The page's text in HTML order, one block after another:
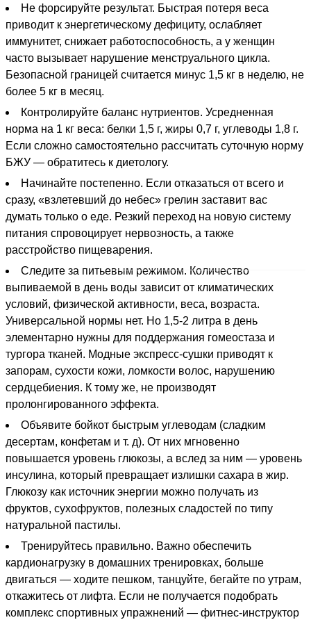
Не форсируйте результат. Быстрая потеря веса
приводит к энергетическому дефициту, ослабляет
иммунитет, снижает работоспособность, а у женщин
часто вызывает нарушение менструального цикла.
Безопасной границей считается минус 1,5 кг в неделю, не
более 5 кг в месяц.
Контролируйте баланс нутриентов. Усредненная
норма на 1 кг веса: белки 1,5 г, жиры 0,7 г, углеводы 1,8 г.
Если сложно самостоятельно рассчитать суточную норму
БЖУ — обратитесь к диетологу.
Начинайте постепенно. Если отказаться от всего и
сразу, «взлетевший до небес» грелин заставит вас
думать только о еде. Резкий переход на новую систему
питания спровоцирует нервозность, а также
расстройство пищеварения.
Следите за питьевым режимом. Количество
выпиваемой в день воды зависит от климатических
условий, физической активности, веса, возраста.
Универсальной нормы нет. Но 1,5-2 литра в день
элементарно нужны для поддержания гомеостаза и
тургора тканей. Модные экспресс-сушки приводят к
запорам, сухости кожи, ломкости волос, нарушению
сердцебиения. К тому же, не производят
пролонгированного эффекта.
Объявите бойкот быстрым углеводам (сладким
десертам, конфетам и т. д). От них мгновенно
повышается уровень глюкозы, а вслед за ним — уровень
инсулина, который превращает излишки сахара в жир.
Глюкозу как источник энергии можно получать из
фруктов, сухофруктов, полезных сладостей по типу
натуральной пастилы.
Тренируйтесь правильно. Важно обеспечить
кардионагрузку в домашних тренировках, больше
двигаться — ходите пешком, танцуйте, бегайте по утрам,
откажитесь от лифта. Если не получается подобрать
комплекс спортивных упражнений — фитнес-инструктор